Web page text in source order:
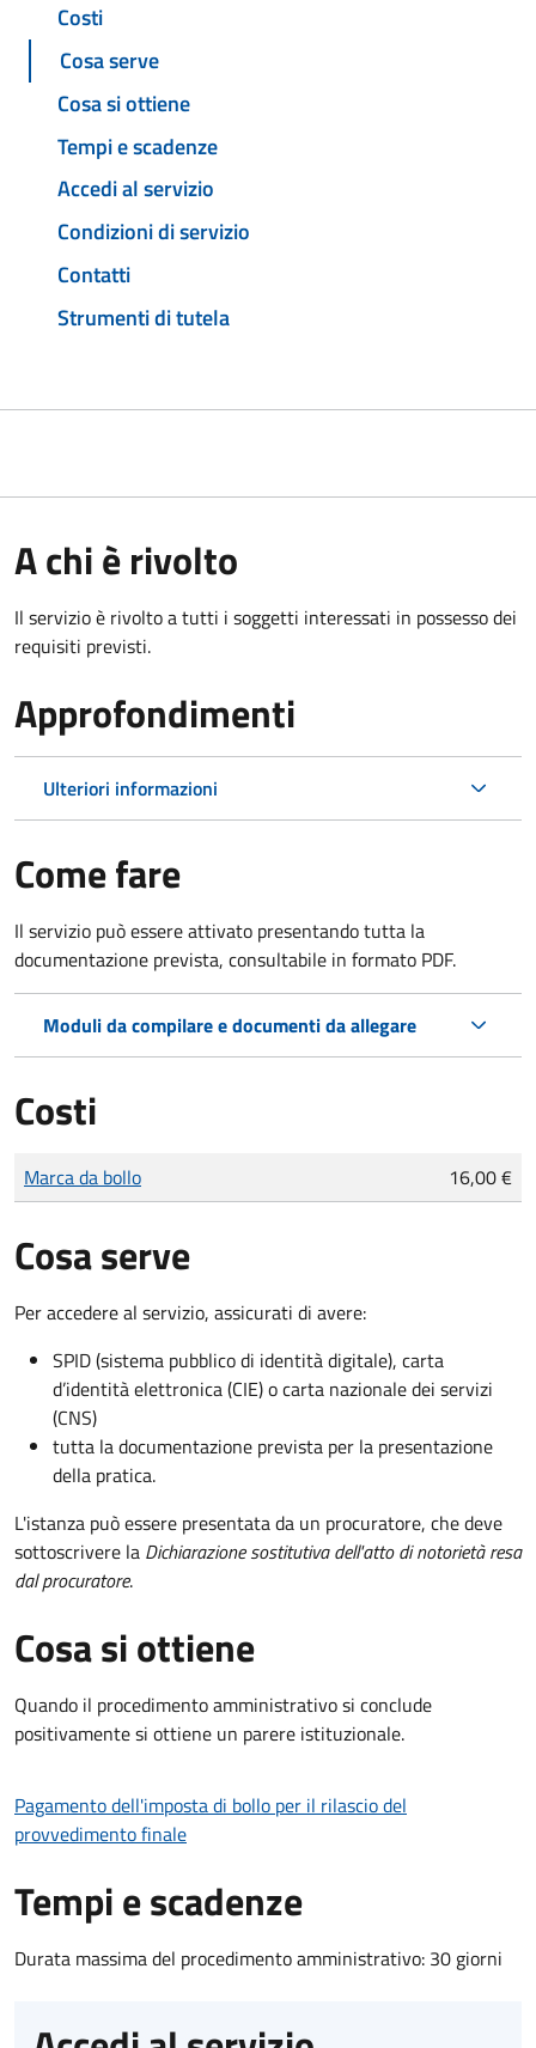
Costi
Cosa serve
Cosa si ottiene
Tempi e scadenze
Accedi al servizio
Condizioni di servizio
Contatti
Strumenti di tutela
A chi è rivolto
Il servizio è rivolto a tutti i soggetti interessati in possesso dei
requisiti previsti.
Approfondimenti
Ulteriori informazioni
Come fare
Il servizio può essere attivato presentando tutta la
documentazione prevista, consultabile in formato PDF.
Moduli da compilare e documenti da allegare
Costi
Tipo di pagamento
Importo
Marca da bollo 16,00 €
Cosa serve
Per accedere al servizio, assicurati di avere:
SPID (sistema pubblico di identità digitale), carta
d’identità elettronica (CIE) o carta nazionale dei servizi
(CNS)
tutta la documentazione prevista per la presentazione
della pratica.
L'istanza può essere presentata da un procuratore, che deve
sottoscrivere la Dichiarazione sostitutiva dell'atto di notorietà resa
dal procuratore.
Cosa si ottiene
Quando il procedimento amministrativo si conclude
positivamente si ottiene un parere istituzionale.
Pagamento dell'imposta di bollo per il rilascio del
provvedimento finale
Tempi e scadenze
Durata massima del procedimento amministrativo: 30 giorni